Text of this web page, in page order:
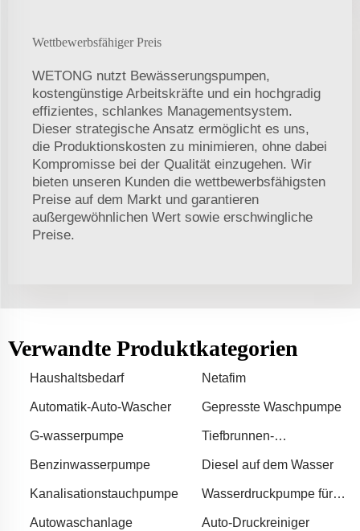
Wettbewerbsfähiger Preis
WETONG nutzt Bewässerungspumpen,
kostengünstige Arbeitskräfte und ein hochgradig
effizientes, schlankes Managementsystem.
Dieser strategische Ansatz ermöglicht es uns,
die Produktionskosten zu minimieren, ohne dabei
Kompromisse bei der Qualität einzugehen. Wir
bieten unseren Kunden die wettbewerbsfähigsten
Preise auf dem Markt und garantieren
außergewöhnlichen Wert sowie erschwingliche
Preise.
Verwandte Produktkategorien
Haushaltsbedarf Netafim
Automatik-Auto-Wascher Gepresste Waschpumpe
G-wasserpumpe
Tiefbrunnen-
Benzinwasserpumpe
Diesel auf dem Wasser
Kanalisationstauchpumpe
Wasserdruckpumpe für
Autowaschanlage
Auto-Druckreiniger